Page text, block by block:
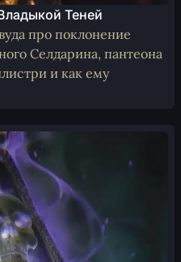
Теней
про поклонение
Селдарина, пантеона
как ему